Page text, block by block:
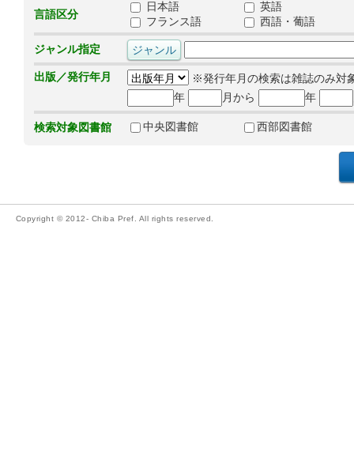
言語区分
日本語
英語
フランス語
西語・葡語
ジャンル指定
出版／発行年月
※発行年月の検索は雑誌のみ対
年
月から 年
検索対象図書館 中央図書館 西部図書館
Copyright © 2012- Chiba Pref. All rights reserved.